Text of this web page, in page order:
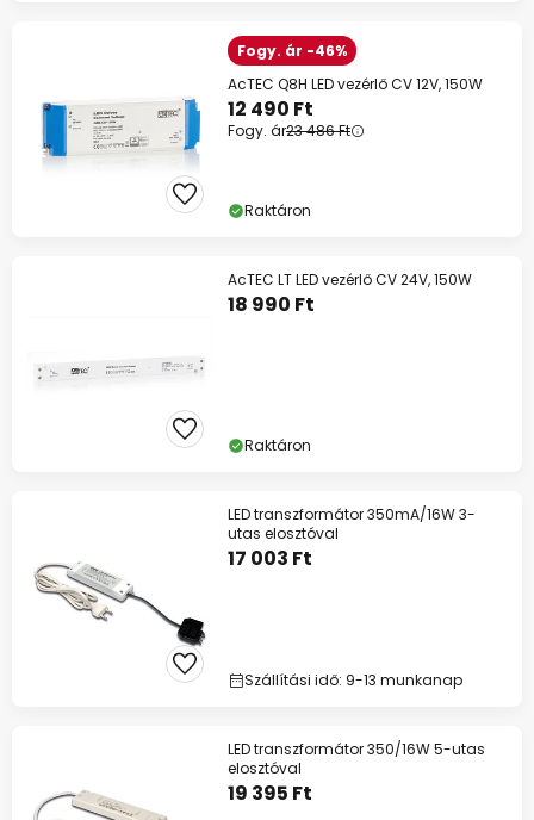
Fogy. ár -46%
AcTEC Q8H LED vezérlő CV 12V, 150W
12 490 Ft
Fogy. ár23 486 Ft
Raktáron
AcTEC LT LED vezérlő CV 24V, 150W
18 990 Ft
Raktáron
LED transzformátor 350mA/16W 3-
utas elosztóval
17 003 Ft
Szállítási idő: 9-13 munkanap
LED transzformátor 350/16W 5-utas
elosztóval
19 395 Ft